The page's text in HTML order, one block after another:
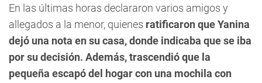
En las últimas horas declararon varios amigos y
allegados a la menor, quienes ratificaron que Yanina
dejó una nota en su casa, donde indicaba que se iba
por su decisión. Además, trascendió que la
pequeña escapó del hogar con una mochila con